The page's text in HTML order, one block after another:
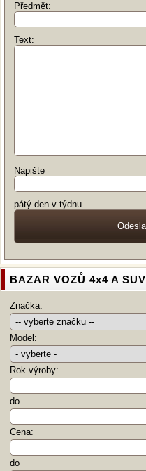
Předmět:
Text:
Napište
pátý den v týdnu
BAZAR VOZŮ 4x4 A SUV
Značka:
Model:
Rok výroby:
do
Cena:
do